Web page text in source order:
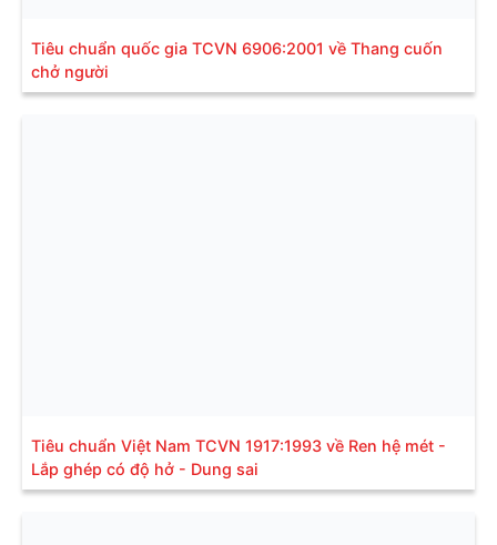
Tiêu chuẩn quốc gia TCVN 6906:2001 về Thang cuốn
chở người
Tiêu chuẩn Việt Nam TCVN 1917:1993 về Ren hệ mét -
Lắp ghép có độ hở - Dung sai